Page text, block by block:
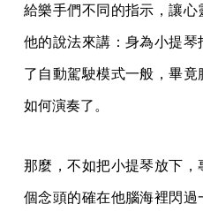
給樂手們不同的指示，讓
他的說法來講：身為小提
了自動駕駛模式一般，畢
如何演奏了。
那麼，不如把小提琴放下
個念頭的確在他腦海裡閃